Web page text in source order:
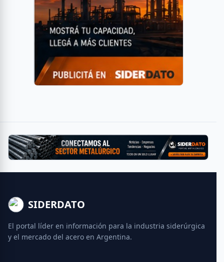
SIDERDATO
El portal líder en información para la industria siderúrgica
y el mercado del acero en Argentina.